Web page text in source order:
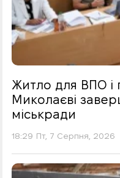
Житло для ВПО і
Миколаєві
міськради
18:29 Пт, 7 Серпня, 2026